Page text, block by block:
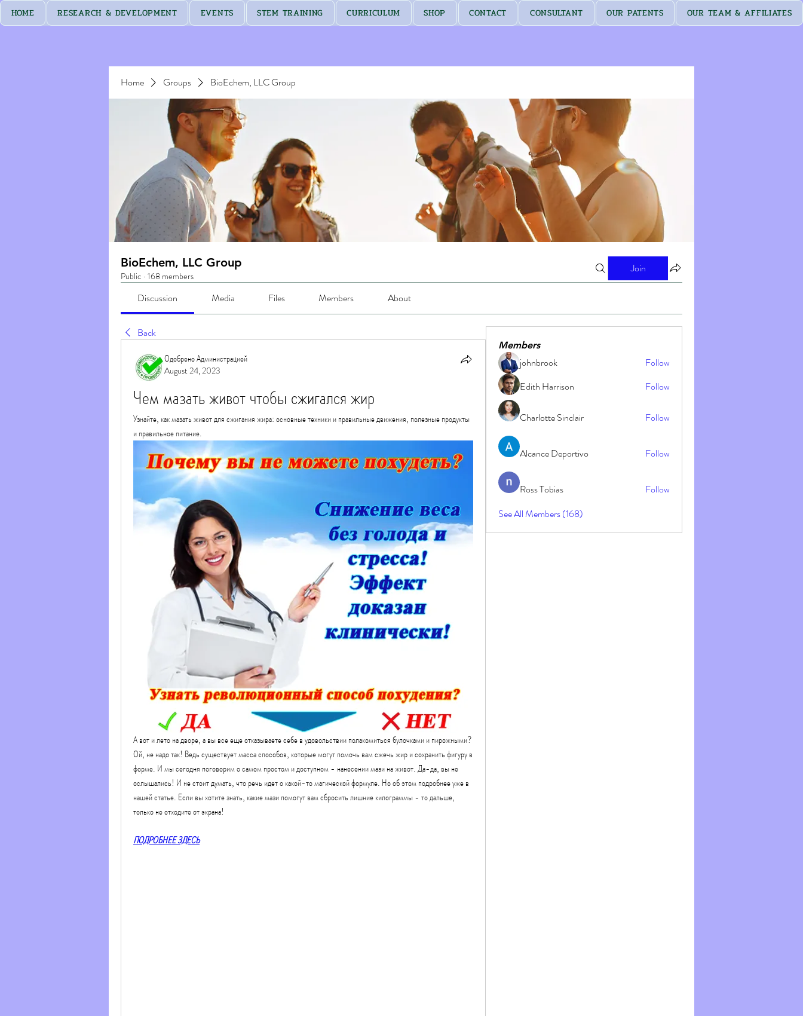
HOME RESEARCH & DEVELOPMENT EVENTS STEM TRAINING CURRICULUM SHOP CONTACT CONSULTANT OUR PATENTS OUR TEAM & AFFILIATES
Home Groups BioEchem, LLC Group
BioEchem, LLC Group
Public · 168 members
Join
Discussion Media Files Members About
Back
Одобрено Администрацией
August 24, 2023
Чем мазать живот чтобы сжигался жир
Узнайте, как мазать живот для сжигания жира: основные техники и правильные движения, полезные продукты
и правильное питание.
А вот и лето на дворе, а вы все еще отказываете себе в удовольствии полакомиться булочками и пирожными?
Ой, не надо так! Ведь существует масса способов, которые могут помочь вам сжечь жир и сохранить фигуру в
форме. И мы сегодня поговорим о самом простом и доступном - нанесении мази на живот. Да-да, вы не
ослышались! И не стоит думать, что речь идет о какой-то магической формуле. Но об этом подробнее уже в
нашей статье. Если вы хотите знать, какие мази помогут вам сбросить лишние килограммы - то дальше,
только не отходите от экрана!
ПОДРОБНЕЕ ЗДЕСЬ
Members
johnbrook
Follow
Edith Harrison
Follow
Charlotte Sinclair Follow
Alcance Deportivo Follow
Ross Tobias
Follow
See All Members (168)